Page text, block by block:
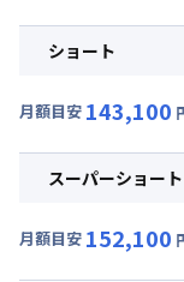
その他費用 :
月額賃料目安(30日
光熱費他 : 21,000
その他費用 :
ショート
月額目安 143,100
月額賃料目安(30日
光熱費他 : 21,000
スーパーショート
月額目安 152,100